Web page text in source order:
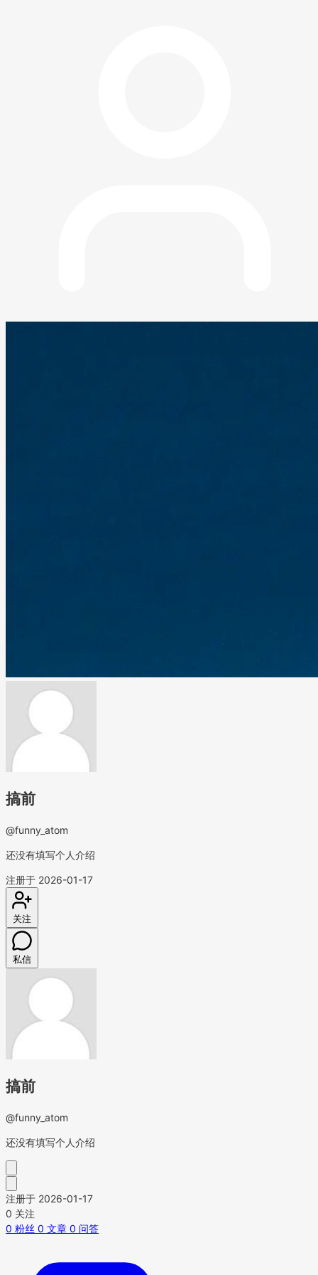
搞前
@funny_atom
还没有填写个人介绍
注册于 2026-01-17
关注
私信
搞前
@funny_atom
还没有填写个人介绍
注册于 2026-01-17
0 关注
0 粉丝 0 文章 0 问答